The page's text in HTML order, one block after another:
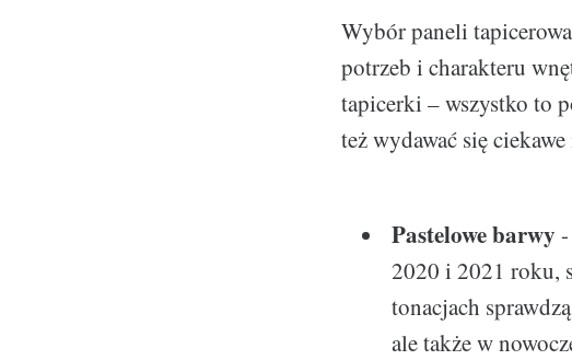
Wybór paneli
potrzeb i charakteru
tapicerki – wszystko to
też wydawać się
Pastelowe barwy
2020 i 2021 roku,
tonacjach
ale także w